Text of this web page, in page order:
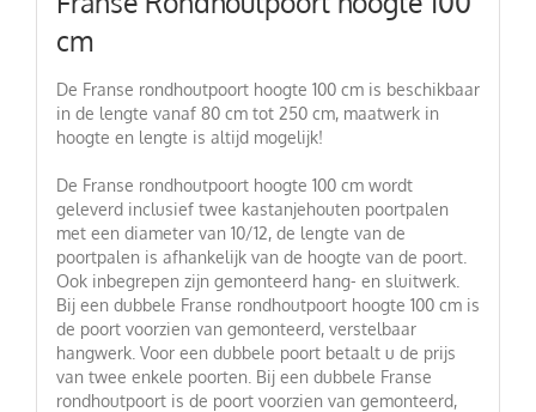
cm
De Franse rondhoutpoort hoogte 100 cm is beschikbaar
in de lengte vanaf 80 cm tot 250 cm, maatwerk in
hoogte en lengte is altijd mogelijk!
De Franse rondhoutpoort hoogte 100 cm wordt
geleverd inclusief twee kastanjehouten poortpalen
met een diameter van 10/12, de lengte van de
poortpalen is afhankelijk van de hoogte van de poort.
Ook inbegrepen zijn gemonteerd hang- en sluitwerk.
Bij een dubbele Franse rondhoutpoort hoogte 100 cm is
de poort voorzien van gemonteerd, verstelbaar
hangwerk. Voor een dubbele poort betaalt u de prijs
van twee enkele poorten. Bij een dubbele Franse
rondhoutpoort is de poort voorzien van gemonteerd,